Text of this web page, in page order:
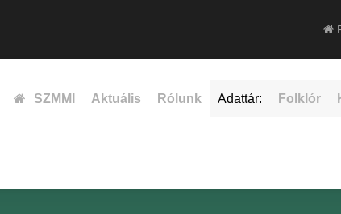
SZMMI Aktuális Rólunk Adattár: Folklór